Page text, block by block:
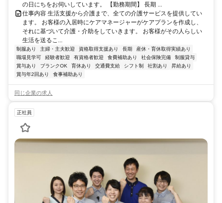
の日にちをお伺いしています。 【勤務期間】 長期 ...
仕事内容 生活支援から介護まで、全ての介護サービスを提供してい
ます。 お客様の入居時にケアマネージャーがケアプランを作成し、
それに基づいて介護・介助をしていきます。 お客様がその人らしい
生活を送るこ...
制服あり 主婦・主夫歓迎 資格取得支援あり 長期
産休・育休取得実績あり
職場見学可
経験者歓迎 有資格者歓迎 食費補助あり 社会保険完備
制服貸与
賞与あり
ブランクOK 育休あり 交通費支給 シフト制 社割あり
昇給あり
賞与年2回あり
食事補助あり
同じ企業の求人
正社員